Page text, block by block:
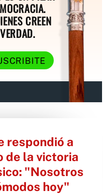
CREEN
respondió a
de la victoria
"Nosotros
hoy"